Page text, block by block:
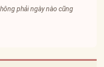
phải ngày nào cũng